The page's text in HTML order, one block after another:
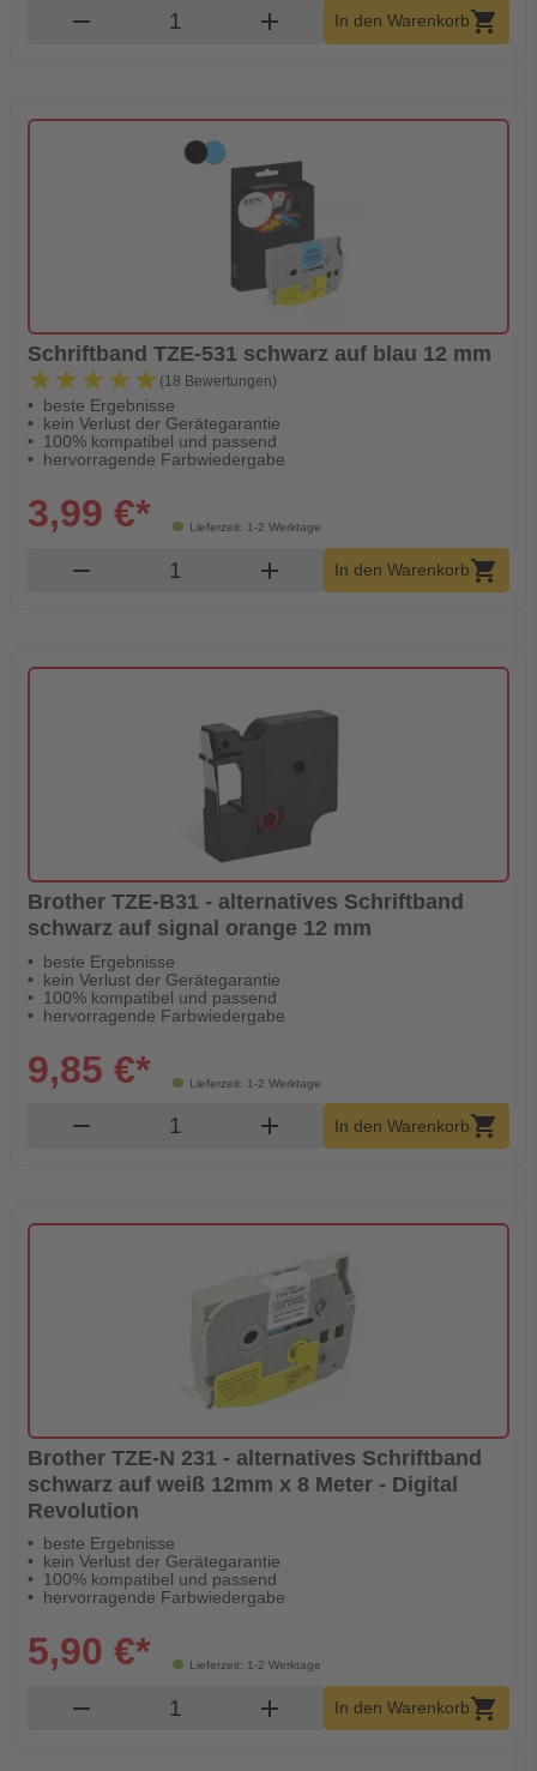
remove Produkt Warenkorb Menge
add In den Warenkorbshopping_cart
Schriftband TZE-531 schwarz auf blau 12 mm
★★★★★
★★★★★ (18 Bewertungen)
beste Ergebnisse
kein Verlust der Gerätegarantie
100% kompatibel und passend
hervorragende Farbwiedergabe
Lieferzeit: 1-2 Werktage
3,99 €*
remove Produkt Warenkorb Menge
add In den Warenkorbshopping_cart
Brother TZE-B31 - alternatives Schriftband
schwarz auf signal orange 12 mm
beste Ergebnisse
kein Verlust der Gerätegarantie
100% kompatibel und passend
hervorragende Farbwiedergabe
Lieferzeit: 1-2 Werktage
9,85 €*
remove Produkt Warenkorb Menge
add In den Warenkorbshopping_cart
Brother TZE-N 231 - alternatives Schriftband
schwarz auf weiß 12mm x 8 Meter - Digital
Revolution
beste Ergebnisse
kein Verlust der Gerätegarantie
100% kompatibel und passend
hervorragende Farbwiedergabe
Lieferzeit: 1-2 Werktage
5,90 €*
remove Produkt Warenkorb Menge
add In den Warenkorbshopping_cart